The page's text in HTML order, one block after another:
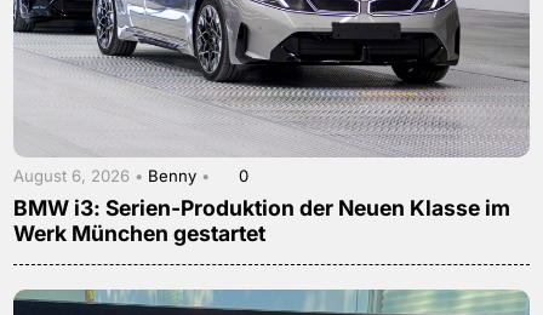
August 6, 2026 • Benny • 0
BMW i3: Serien-Produktion der Neuen Klasse im
Werk München gestartet